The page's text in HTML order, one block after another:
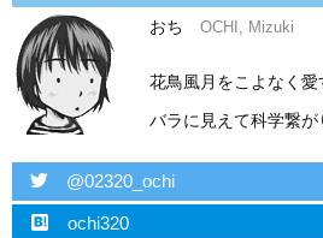
おち OCHI, Mizuki
花鳥風月をこよなく
バラに見えて科学繋が
twitter @02320_ochi
hatebu ochi320